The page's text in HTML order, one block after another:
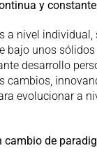
y
a nivel individual,
bajo unos
desarrollo
cambios,
evolucionar a
cambio de